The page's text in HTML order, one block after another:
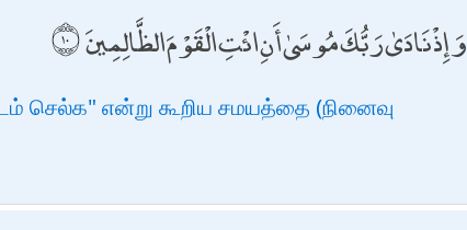
وَإِذْ نَادَىٰ رَبُّكَ مُوسَىٰ أَنِ ائْتِ الْقَوْمَ الظَّالِمِينَ
செல்க" என்று கூறிய சமயத்தை (நினைவு